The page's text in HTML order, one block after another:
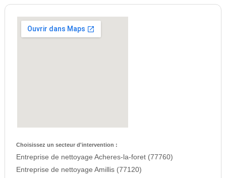
Choisissez un secteur d'intervention :
Entreprise de nettoyage Acheres-la-foret (77760)
Entreprise de nettoyage Amillis (77120)